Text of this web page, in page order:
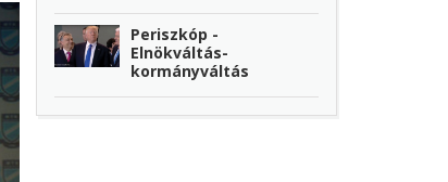
Periszkóp -
Elnökváltás-
kormányváltás